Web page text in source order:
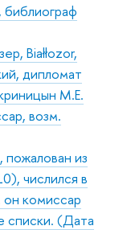
библиограф
Białłozor,
дипломат
М.Е.
возм.
из
числился в
комиссар
списки. (Дата